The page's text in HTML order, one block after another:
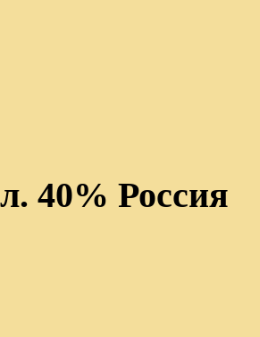
40% Россия